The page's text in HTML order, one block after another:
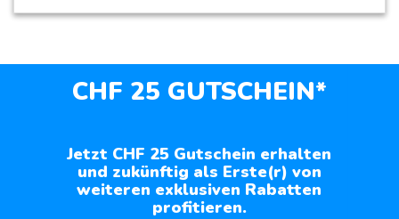
CHF 25 GUTSCHEIN*
Jetzt CHF 25 Gutschein erhalten
und zukünftig als Erste(r) von
weiteren exklusiven Rabatten
profitieren.